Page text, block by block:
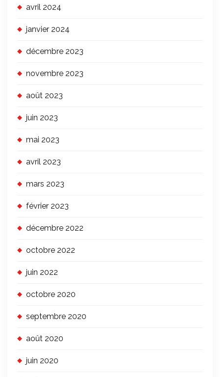
avril 2024
janvier 2024
décembre 2023
novembre 2023
août 2023
juin 2023
mai 2023
avril 2023
mars 2023
février 2023
décembre 2022
octobre 2022
juin 2022
octobre 2020
septembre 2020
août 2020
juin 2020